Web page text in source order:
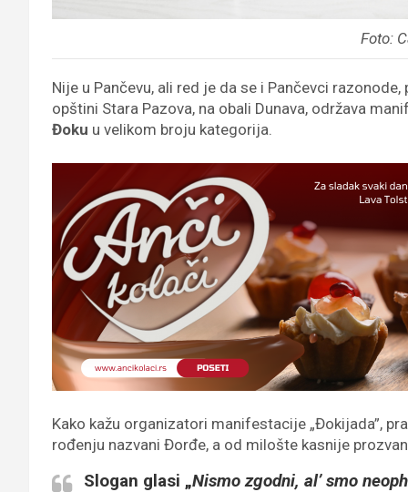
Foto:
Nije u Pančevu, ali red je da se i Pančevci
opštini Stara Pazova, na obali Dunava, održava
Đoku u velikom broju kategorija.
Kako kažu organizatori manifestacije „Đokijada”,
rođenju nazvani Đorđe, a od milošte kasnije
Slogan glasi „Nismo zgodni, al’ smo